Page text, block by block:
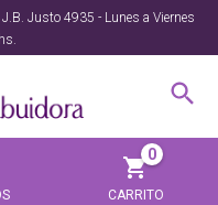
Justo 4935 - Lunes a Viernes
CARRITO
0